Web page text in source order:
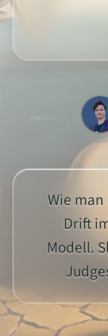
Wie
Drift
Modell.